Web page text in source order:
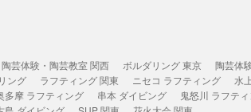
陶芸体験・陶芸教室 関西 ボルダリング 東京 陶芸体
ング ラフティング 関東 ニセコ ラフティング 水
多摩 ラフティング 串本 ダイビング 鬼怒川 ラフテ